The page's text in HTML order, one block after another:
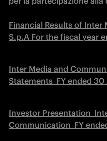
Financial Results of
S.p.A For the fiscal year
Inter Media and
Statements_FY ended 30
Investor
Communication_FY